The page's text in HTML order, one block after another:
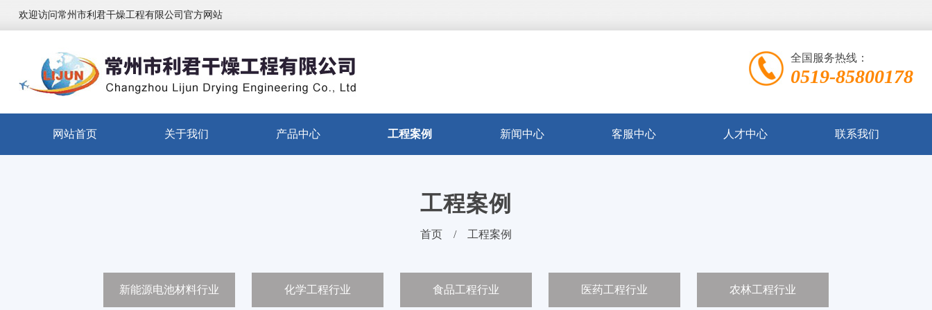
欢迎访问常州市利君干燥工程有限公司官方网站
全国服务热线：
0519-85800178
网站首页 关于我们 产品中心 工程案例 新闻中心 客服中心 人才中心 联系我们
工程案例
首页 / 工程案例
新能源电池材料行业 化学工程行业 食品工程行业 医药工程行业 农林工程行业